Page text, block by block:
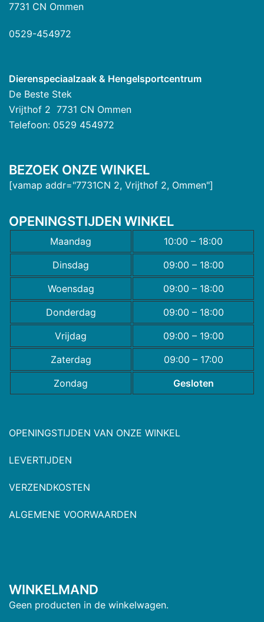
7731 CN Ommen
0529-454972
Dierenspeciaalzaak & Hengelsportcentrum
De Beste Stek
Vrijthof 2 7731 CN Ommen
Telefoon: 0529 454972
BEZOEK ONZE WINKEL
[vamap addr="7731CN 2, Vrijthof 2, Ommen"]
OPENINGSTIJDEN WINKEL
Maandag
10:00 – 18:00
Dinsdag
09:00 – 18:00
Woensdag
09:00 – 18:00
Donderdag
09:00 – 18:00
Vrijdag
09:00 – 19:00
Zaterdag
09:00 – 17:00
Zondag
Gesloten
OPENINGSTIJDEN VAN ONZE WINKEL
LEVERTIJDEN
VERZENDKOSTEN
ALGEMENE VOORWAARDEN
WINKELMAND
Geen producten in de winkelwagen.